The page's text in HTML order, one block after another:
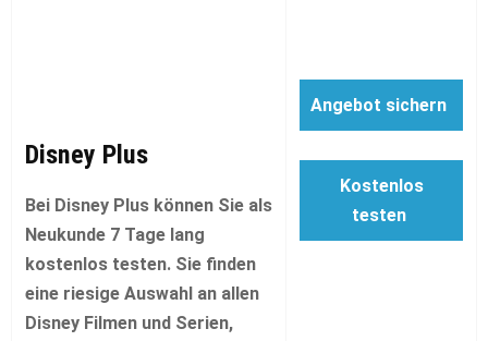
Disney Plus
Bei Disney Plus können Sie als
Neukunde 7 Tage lang
kostenlos testen. Sie finden
eine riesige Auswahl an allen
Disney Filmen und Serien,
Angebot sichern
Kostenlos
testen